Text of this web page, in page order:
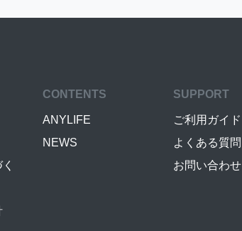
CONTENTS
ANYLIFE
NEWS
SUPPORT
ご利用ガイド
よくある質問
お問い合わせ